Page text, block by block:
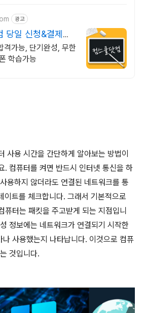
광고
당일 신청&결제시
격가능, 단기완성, 무한
학습가능
사용 시간을 간단하게 알아보는 방법이
. 컴퓨터를 켜면 반드시 인터넷 통신을 하
용하지 않더라도 연결된 네트워크를 통
이트를 체크합니다. 그래서 기본적으로
퓨터는 패킷을 주고받게 되는 지점입니
정보에는 네트워크가 연결되기 시작한
사용했는지 나타납니다. 이것으로 컴퓨
것입니다.